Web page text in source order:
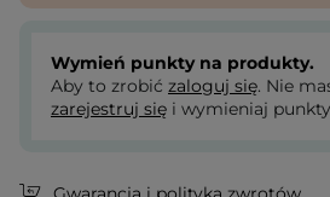
Wymień punkty na produkty.
Aby to zrobić zaloguj się. Nie
zarejestruj się i wymieniaj